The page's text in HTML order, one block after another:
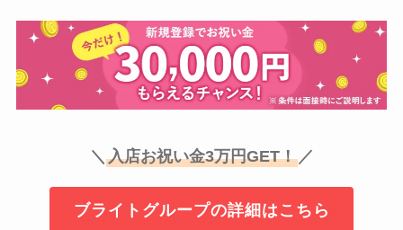
＼ 入店お祝い金3万円GET！／
ブライトグループの詳細はこちら